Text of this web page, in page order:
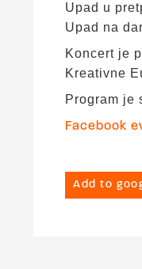
Upad u
Upad na
Koncert je
Kreativne
Program je
Facebook
Add to